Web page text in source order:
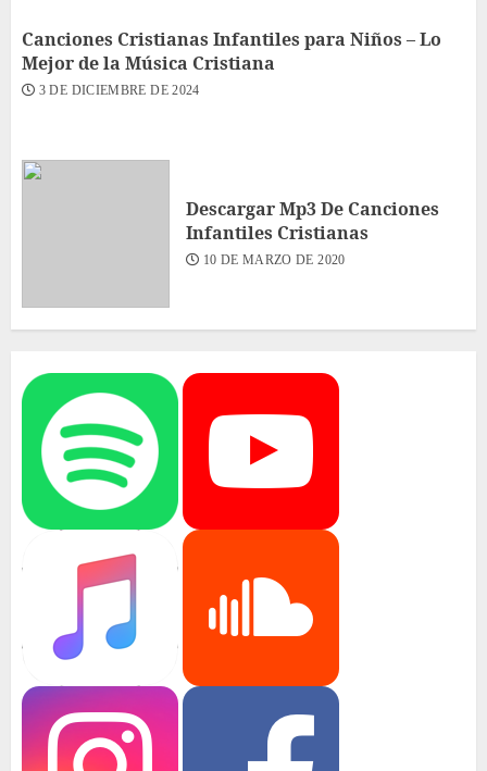
Canciones Cristianas Infantiles para Niños – Lo
Mejor de la Música Cristiana
3 DE DICIEMBRE DE 2024
Descargar Mp3 De Canciones
Infantiles Cristianas
10 DE MARZO DE 2020